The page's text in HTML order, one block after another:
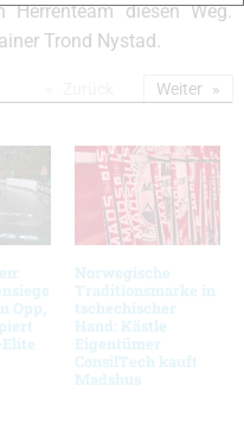
Herrenteam diesen Weg.
Trond Nystad.
Opp,
Norwegische
Traditionsmarke in
tschechischer
Hand: Kästle
Eigentümer
ConsilTech kauft
Madshus
Weiter